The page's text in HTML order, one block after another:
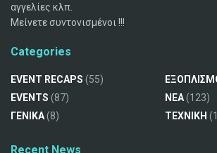
αγγελίες κλπ.
Μείνετε συντονισμένοι !!!
Categories
EVENT RECAPS (55)
EVENTS (87)
ΓΕΝΙΚΑ(8)
ΝΕΑ(123)
ΤΕΧΝΙΚΗ
Recent News